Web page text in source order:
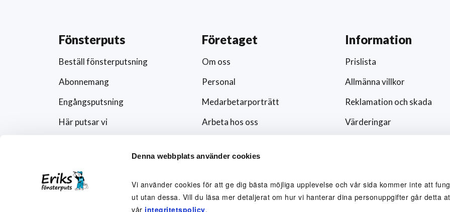
Denna webbplats använder cookies
Vi använder cookies för att ge dig bästa möjliga upplevelse och vår sida kommer inte att
ut utan dessa. Vill du läsa mer detaljerat om hur vi hanterar dina personuppgifter går detta
vår integritetspolicy.
Fönsterputs
Beställ fönsterputsning
Abonnemang
Engångsputsning
Här putsar vi
Förändra abonnemanget
Rutavdrag och fönsterputs
Företaget
Om oss
Personal
Medarbetarporträtt
Arbeta hos oss
Press/media
Föreningsfokus
Visselblåsare
Information
Prislista
Allmänna villkor
Reklamation och skada
Värderingar
Cookies